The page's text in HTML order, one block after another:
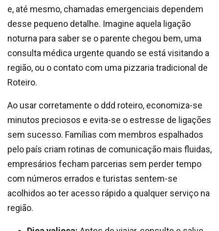
e, até mesmo, chamadas emergenciais dependem
desse pequeno detalhe. Imagine aquela ligação
noturna para saber se o parente chegou bem, uma
consulta médica urgente quando se está visitando a
região, ou o contato com uma pizzaria tradicional de
Roteiro.
Ao usar corretamente o ddd roteiro, economiza-se
minutos preciosos e evita-se o estresse de ligações
sem sucesso. Famílias com membros espalhados
pelo país criam rotinas de comunicação mais fluidas,
empresários fecham parcerias sem perder tempo
com números errados e turistas sentem-se
acolhidos ao ter acesso rápido a qualquer serviço na
região.